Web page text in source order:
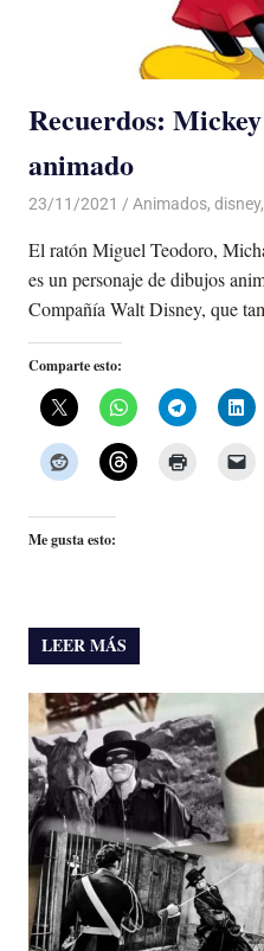
Recuerdos:
animado
23/11/2021 De todo un Poco
Animados, disney,
El ratón Miguel Teodoro,
es un personaje de dibujos
Compañía Walt Disney, que
Comparte esto:
Me gusta esto:
LEER MÁS